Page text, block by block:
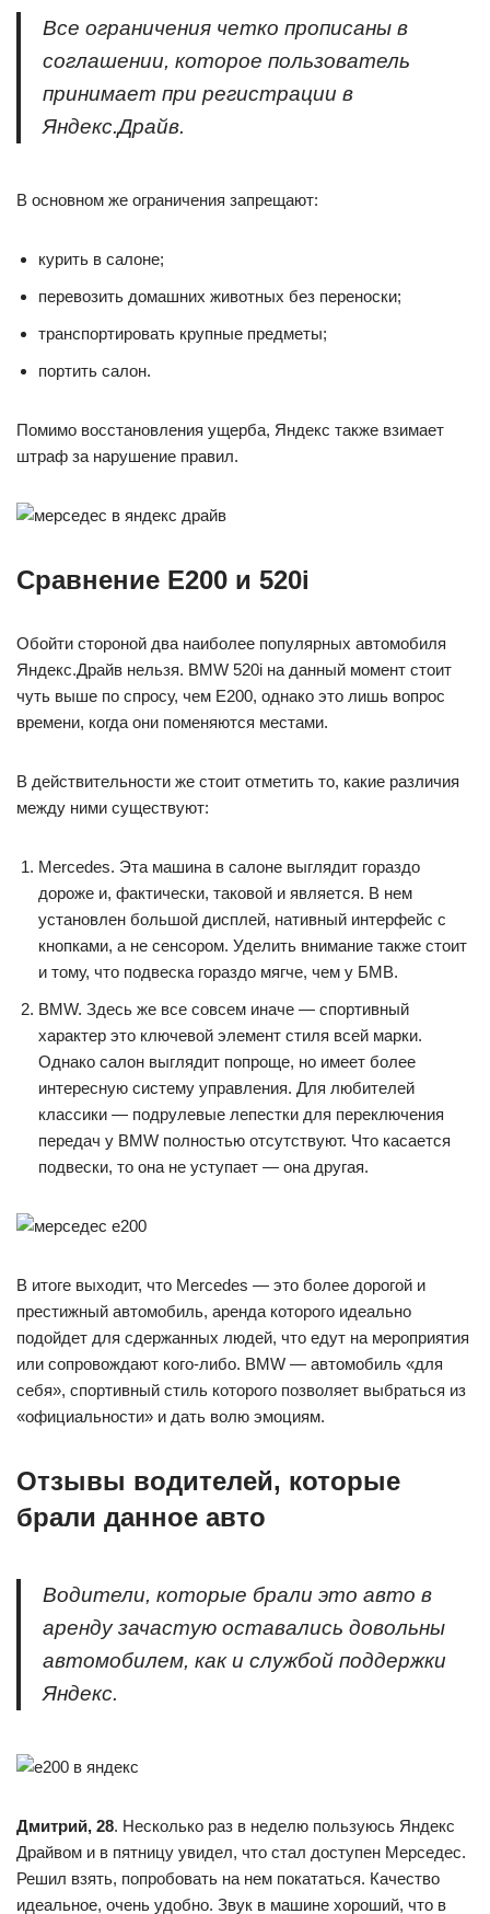
Все ограничения четко прописаны в
соглашении, которое пользователь
принимает при регистрации в
Яндекс.Драйв.
В основном же ограничения запрещают:
курить в салоне;
перевозить домашних животных без переноски;
транспортировать крупные предметы;
портить салон.
Помимо восстановления ущерба, Яндекс также взимает
штраф за нарушение правил.
Сравнение E200 и 520i
Обойти стороной два наиболее популярных автомобиля
Яндекс.Драйв нельзя. BMW 520i на данный момент стоит
чуть выше по спросу, чем E200, однако это лишь вопрос
времени, когда они поменяются местами.
В действительности же стоит отметить то, какие различия
между ними существуют:
Mercedes. Эта машина в салоне выглядит гораздо
дороже и, фактически, таковой и является. В нем
установлен большой дисплей, нативный интерфейс с
кнопками, а не сенсором. Уделить внимание также стоит
и тому, что подвеска гораздо мягче, чем у БМВ.
BMW. Здесь же все совсем иначе — спортивный
характер это ключевой элемент стиля всей марки.
Однако салон выглядит попроще, но имеет более
интересную систему управления. Для любителей
классики — подрулевые лепестки для переключения
передач у BMW полностью отсутствуют. Что касается
подвески, то она не уступает — она другая.
В итоге выходит, что Mercedes — это более дорогой и
престижный автомобиль, аренда которого идеально
подойдет для сдержанных людей, что едут на мероприятия
или сопровождают кого-либо. BMW — автомобиль «для
себя», спортивный стиль которого позволяет выбраться из
«официальности» и дать волю эмоциям.
Отзывы водителей, которые
брали данное авто
Водители, которые брали это авто в
аренду зачастую оставались довольны
автомобилем, как и службой поддержки
Яндекс.
Дмитрий, 28. Несколько раз в неделю пользуюсь Яндекс
Драйвом и в пятницу увидел, что стал доступен Мерседес.
Решил взять, попробовать на нем покататься. Качество
идеальное, очень удобно. Звук в машине хороший, что в